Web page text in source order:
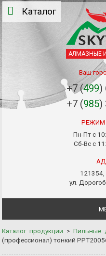
АЛМАЗНЫЕ
Ваш
+7 (499)
+7 (985)
РЕЖИМ
Пн-Пт с
Сб-Вс с
121354,
ул.
Каталог продукции > Пильные
(профессионал) тонкий
Каталог